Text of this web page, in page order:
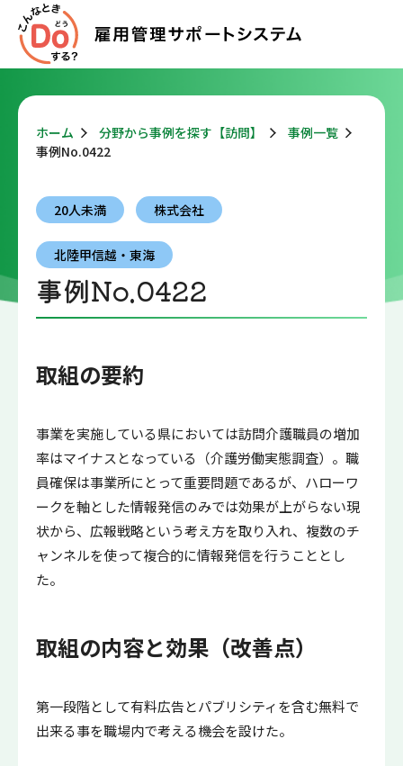
ホーム 分野から事例を探す【訪問】
事例一覧
事例No.0422
20人未満 株式会社
北陸甲信越・東海
事例No.0422
取組の要約
事業を実施している県においては訪問介護職員の増加
率はマイナスとなっている（介護労働実態調査）。職
員確保は事業所にとって重要問題であるが、ハローワ
ークを軸とした情報発信のみでは効果が上がらない現
状から、広報戦略という考え方を取り入れ、複数のチ
ャンネルを使って複合的に情報発信を行うこととし
た。
取組の内容と効果（改善点）
第一段階として有料広告とパブリシティを含む無料で
出来る事を職場内で考える機会を設けた。